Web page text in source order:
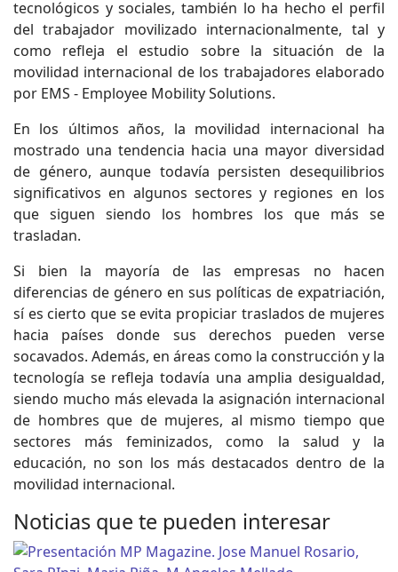
tecnológicos y sociales, también lo ha hecho el perfil
del trabajador movilizado internacionalmente, tal y
como refleja el estudio sobre la situación de la
movilidad internacional de los trabajadores elaborado
por EMS - Employee Mobility Solutions.
En los últimos años, la movilidad internacional ha
mostrado una tendencia hacia una mayor diversidad
de género, aunque todavía persisten desequilibrios
significativos en algunos sectores y regiones en los
que siguen siendo los hombres los que más se
trasladan.
Si bien la mayoría de las empresas no hacen
diferencias de género en sus políticas de expatriación,
sí es cierto que se evita propiciar traslados de mujeres
hacia países donde sus derechos pueden verse
socavados. Además, en áreas como la construcción y la
tecnología se refleja todavía una amplia desigualdad,
siendo mucho más elevada la asignación internacional
de hombres que de mujeres, al mismo tiempo que
sectores más feminizados, como la salud y la
educación, no son los más destacados dentro de la
movilidad internacional.
Noticias que te pueden interesar